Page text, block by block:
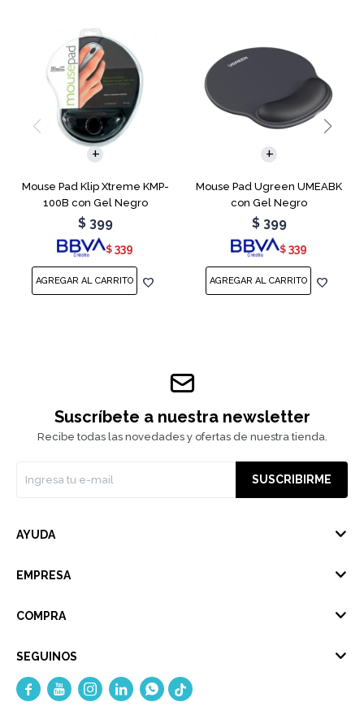
Mouse Pad Klip Xtreme KMP-
100B con Gel Negro
$ 399
$ 339
Mouse Pad Ugreen UMEABK
con Gel Negro
$ 399
$ 339
Suscríbete a nuestra newsletter
Recibe todas las novedades y ofertas de nuestra tienda.
SUSCRIBIRME
AYUDA
EMPRESA
COMPRA
SEGUINOS
    